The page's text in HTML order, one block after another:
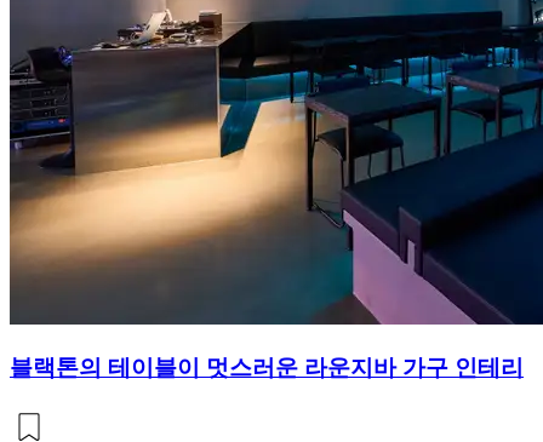
블랙톤의 테이블이 멋스러운 라운지바 가구 인테리